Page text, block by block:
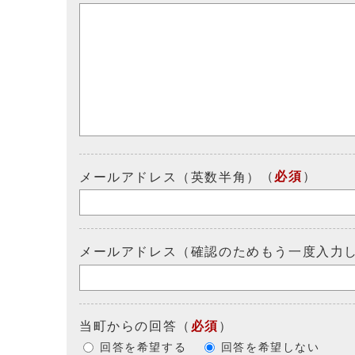
メールアドレス（英数半角） （ 必須 ）
メールアドレス（確認のためもう一度入力
当町からの回答 （ 必須 ）
回答を希望する 回答を希望しない